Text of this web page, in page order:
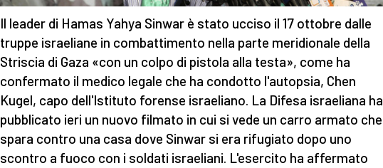
Il leader di Hamas Yahya Sinwar è stato ucciso il 17 ottobre dalle
truppe israeliane in combattimento nella parte meridionale della
Striscia di Gaza «con un colpo di pistola alla testa», come ha
confermato il medico legale che ha condotto l'autopsia, Chen
Kugel, capo dell'Istituto forense israeliano. La Difesa israeliana ha
pubblicato ieri un nuovo filmato in cui si vede un carro armato che
spara contro una casa dove Sinwar si era rifugiato dopo uno
scontro a fuoco con i soldati israeliani. L'esercito ha affermato